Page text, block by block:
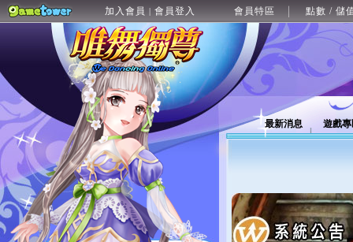
加入會員 | 會員登入 會員特區 點數 / 儲
最新消息 遊戲